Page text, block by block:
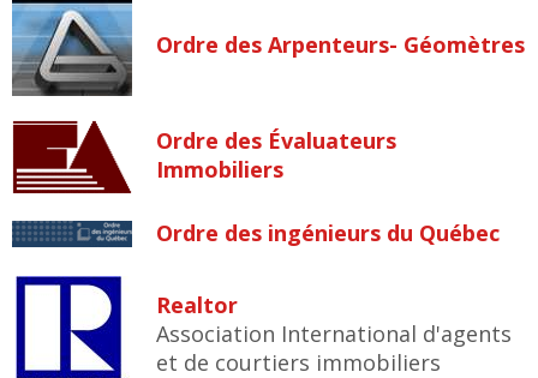
Ordre des Arpenteurs- Géomètres
Ordre des Évaluateurs
Immobiliers
Ordre des ingénieurs du Québec
Realtor
Association International d'agents
et de courtiers immobiliers